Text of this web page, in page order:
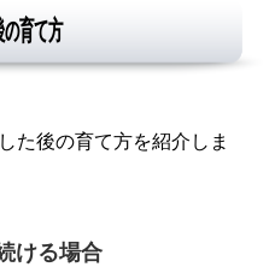
育て方
た後の育て方を紹介しま
ける場合